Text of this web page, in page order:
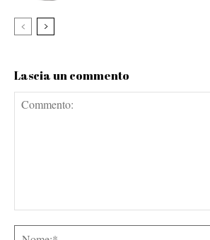
Lascia un commento